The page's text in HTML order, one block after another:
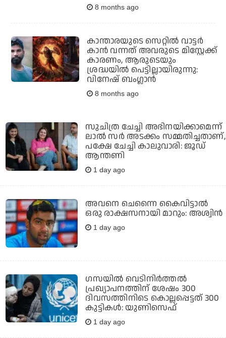
8 months ago
കാന്താരയുടെ സെറ്റില്‍ വാട്ടര്‍
കാന്‍ വന്നത് അവരുടെ മിസ്റ്റേക്ക്
കാരണം, ആരുടെയും
ശ്രദ്ധയില്‍ പെട്ടില്ലായിരുന്നു:
വിനേഷ് ബംഗ്ലാന്‍
8 months ago
സുചിത്ര ചേച്ചി അഭിനയിക്കാമെന്ന്
ലാല്‍ സര്‍ അടക്കം സമ്മതിച്ചതാണ്,
പക്ഷേ ചേച്ചി കാലുവാരി: ജൂഡ്
ആന്തണി
1 day ago
അവനെ ചെന്നൈ കൈവിട്ടാല്‍
ഒരു രാക്ഷസനായി മാറും: അശ്വിന്‍
1 day ago
ഗസയില്‍ വെടിനിര്‍ത്തല്‍
പ്രഖ്യാപനത്തിന് ശേഷം 300
ദിവസത്തിനിടെ കൊല്ലപ്പെട്ടത് 300
കുട്ടികള്‍: യുണിസെഫ്
1 day ago